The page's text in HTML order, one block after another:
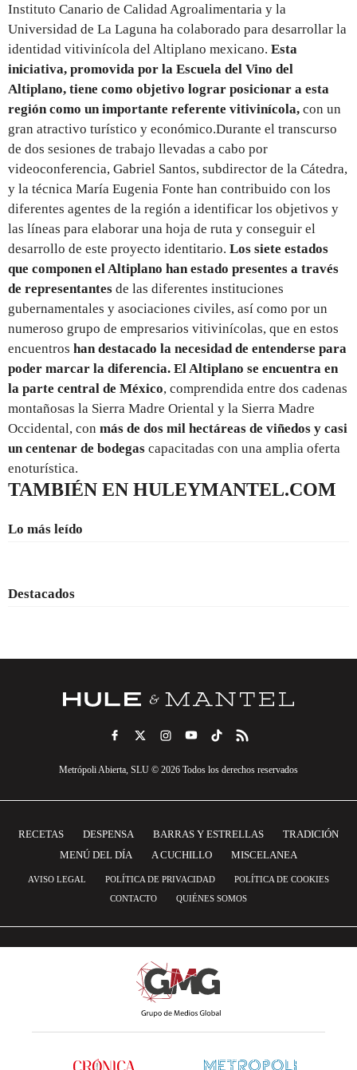
Instituto Canario de Calidad Agroalimentaria y la
Universidad de La Laguna ha colaborado para desarrollar la
identidad vitivinícola del Altiplano mexicano. Esta
iniciativa, promovida por la Escuela del Vino del
Altiplano, tiene como objetivo lograr posicionar a esta
región como un importante referente vitivinícola, con un
gran atractivo turístico y económico.Durante el transcurso
de dos sesiones de trabajo llevadas a cabo por
videoconferencia, Gabriel Santos, subdirector de la Cátedra,
y la técnica María Eugenia Fonte han contribuido con los
diferentes agentes de la región a identificar los objetivos y
las líneas para elaborar una hoja de ruta y conseguir el
desarrollo de este proyecto identitario. Los siete estados
que componen el Altiplano han estado presentes a través
de representantes de las diferentes instituciones
gubernamentales y asociaciones civiles, así como por un
numeroso grupo de empresarios vitivinícolas, que en estos
encuentros han destacado la necesidad de entenderse para
poder marcar la diferencia. El Altiplano se encuentra en
la parte central de México, comprendida entre dos cadenas
montañosas la Sierra Madre Oriental y la Sierra Madre
Occidental, con más de dos mil hectáreas de viñedos y casi
un centenar de bodegas capacitadas con una amplia oferta
enoturística.
TAMBIÉN EN HULEYMANTEL.COM
Lo más leído
Destacados
Metrópoli Abierta, SLU © 2026 Todos los derechos reservados
RECETAS DESPENSA BARRAS Y ESTRELLAS
TRADICIÓN
MENÚ DEL DÍA
A CUCHILLO MISCELANEA
AVISO LEGAL POLÍTICA DE PRIVACIDAD
POLÍTICA DE COOKIES
CONTACTO
QUIÉNES SOMOS